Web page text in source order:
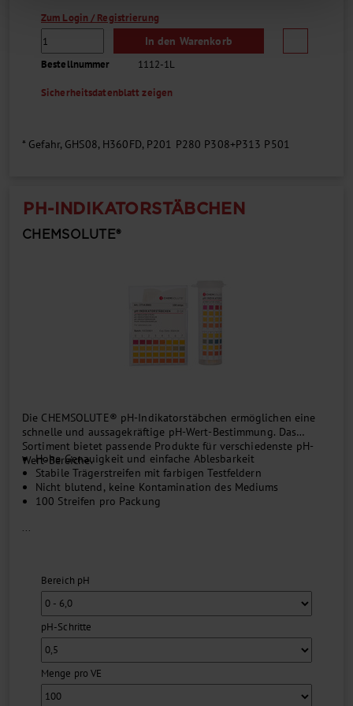
Zum Login / Registrierung
In den Warenkorb
Bestellnummer 1112-1L
Sicherheitsdatenblatt zeigen
* Gefahr, GHS08, H360FD, P201 P280 P308+P313 P501
PH-INDIKATORSTÄBCHEN
CHEMSOLUTE®
Die CHEMSOLUTE® pH-Indikatorstäbchen ermöglichen eine
schnelle und aussagekräftige pH-Wert-Bestimmung. Das
Sortiment bietet passende Produkte für verschiedenste pH-
Wert-Bereiche.
Hohe Genauigkeit und einfache Ablesbarkeit
Stabile Trägerstreifen mit farbigen Testfeldern
Nicht blutend, keine Kontamination des Mediums
100 Streifen pro Packung
...
Bereich pH
pH-Schritte
Menge pro VE